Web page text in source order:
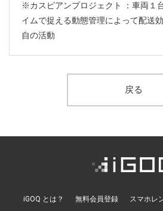
※カスピアンプロジェクト ：車両１
イムで捉える動態管理によって配送
自の活動
戻る
iGOQ とは？ 無料会員登録 スマホレ